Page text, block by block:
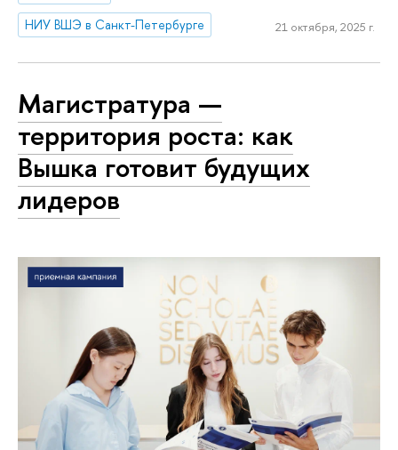
НИУ ВШЭ в Санкт-Петербурге
21 октября, 2025 г.
Магистратура —
территория роста: как
Вышка готовит будущих
лидеров